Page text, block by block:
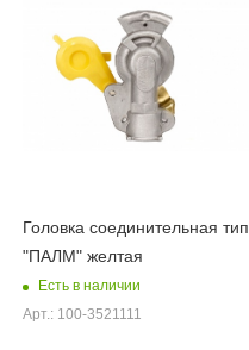
Головка соединительная тип
"ПАЛМ" желтая
Есть в наличии
Арт.: 100-3521111